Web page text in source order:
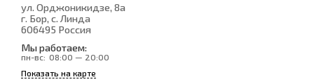
ул. Орджоникидзе, 8а
г. Бор, с. Линда
606495 Россия
Мы работаем:
пн-вс: 08:00 — 20:00
Показать на карте